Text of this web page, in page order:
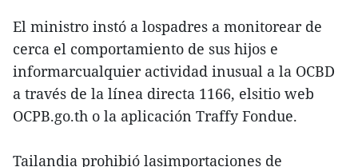
El ministro instó a lospadres a monitorear de
cerca el comportamiento de sus hijos e
informarcualquier actividad inusual a la OCBD
a través de la línea directa 1166, elsitio web
OCPB.go.th o la aplicación Traffy Fondue.
Tailandia prohibió lasimportaciones de